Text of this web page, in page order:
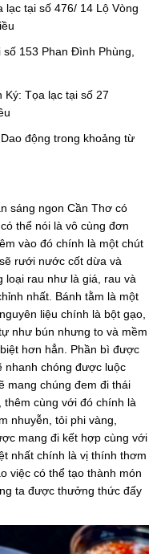
lạc tại số 476/ 14 Lộ Vòng
153 Phan Đình Phùng,
Ký: Tọa lạc tại số 27
động trong khoảng từ
sáng ngon Cần Thơ có
thể nói là vô cùng đơn
vào đó chính là một chút
rưới nước cốt dừa và
loại rau như là giá, rau và
nhất. Bánh tằm là một
liệu chính là bột gạo,
như bún nhưng to và mềm
hơn hẳn. Phần bì được
nhanh chóng được luộc
mang chúng đem đi thái
cùng với đó chính là
nhuyễn, tỏi phi vàng,
mang đi kết hợp cùng với
nhất chính là vị thính thơm
việc có thể tạo thành món
ta được thưởng thức đấy